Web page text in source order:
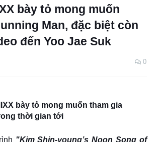
bày tỏ mong muốn
Man, đặc biệt còn
đến Yoo Jae Suk
0
bày tỏ mong muốn tham gia
thời gian tới
"Kim Shin-young’s Noon Song of